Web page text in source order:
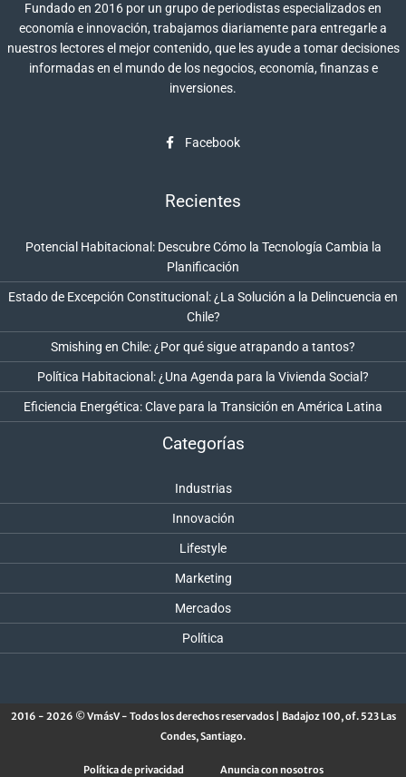
Fundado en 2016 por un grupo de periodistas especializados en
economía e innovación, trabajamos diariamente para entregarle a
nuestros lectores el mejor contenido, que les ayude a tomar decisiones
informadas en el mundo de los negocios, economía, finanzas e
inversiones.
Facebook
Recientes
Potencial Habitacional: Descubre Cómo la Tecnología Cambia la
Planificación
Estado de Excepción Constitucional: ¿La Solución a la Delincuencia en
Chile?
Smishing en Chile: ¿Por qué sigue atrapando a tantos?
Política Habitacional: ¿Una Agenda para la Vivienda Social?
Eficiencia Energética: Clave para la Transición en América Latina
Categorías
Industrias
Innovación
Lifestyle
Marketing
Mercados
Política
2016 - 2026 © VmásV - Todos los derechos reservados | Badajoz 100, of. 523 Las
Condes, Santiago.
Política de privacidad Anuncia con nosotros